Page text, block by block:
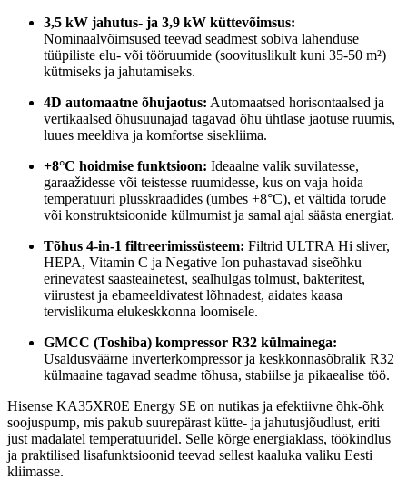
3,5 kW jahutus- ja 3,9 kW küttevõimsus:
Nominaalvõimsused teevad seadmest sobiva lahenduse
tüüpiliste elu- või tööruumide (soovituslikult kuni 35-50 m²)
kütmiseks ja jahutamiseks.
4D automaatne õhujaotus: Automaatsed horisontaalsed ja
vertikaalsed õhusuunajad tagavad õhu ühtlase jaotuse ruumis,
luues meeldiva ja komfortse sisekliima.
+8°C hoidmise funktsioon: Ideaalne valik suvilatesse,
garaažidesse või teistesse ruumidesse, kus on vaja hoida
temperatuuri plusskraadides (umbes +8°C), et vältida torude
või konstruktsioonide külmumist ja samal ajal säästa energiat.
Tõhus 4-in-1 filtreerimissüsteem: Filtrid ULTRA Hi sliver,
HEPA, Vitamin C ja Negative Ion puhastavad siseõhku
erinevatest saasteainetest, sealhulgas tolmust, bakteritest,
viirustest ja ebameeldivatest lõhnadest, aidates kaasa
tervislikuma elukeskkonna loomisele.
GMCC (Toshiba) kompressor R32 külmainega:
Usaldusväärne inverterkompressor ja keskkonnasõbralik R32
külmaaine tagavad seadme tõhusa, stabiilse ja pikaealise töö.
Hisense KA35XR0E Energy SE on nutikas ja efektiivne õhk-õhk
soojuspump, mis pakub suurepärast kütte- ja jahutusjõudlust, eriti
just madalatel temperatuuridel. Selle kõrge energiaklass, töökindlus
ja praktilised lisafunktsioonid teevad sellest kaaluka valiku Eesti
kliimasse.